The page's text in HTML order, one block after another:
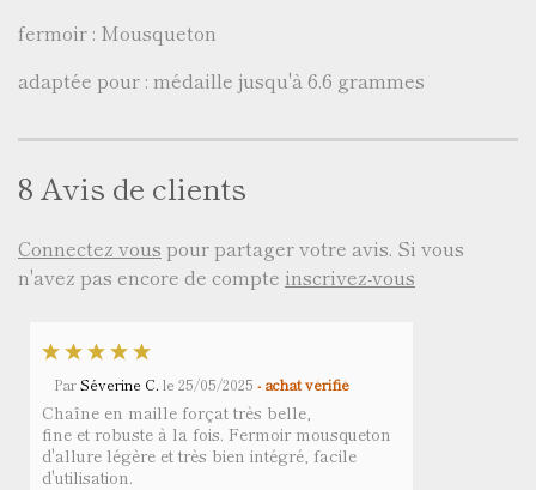
fermoir : Mousqueton
adaptée pour : médaille jusqu'à 6.6 grammes
8 Avis de clients
Connectez vous pour partager votre avis. Si vous
n'avez pas encore de compte inscrivez-vous
ParSéverine C. le 25/05/2025 - achat vérifié
Chaîne en maille forçat très belle,
fine et robuste à la fois. Fermoir mousqueton
d'allure légère et très bien intégré, facile
d'utilisation.